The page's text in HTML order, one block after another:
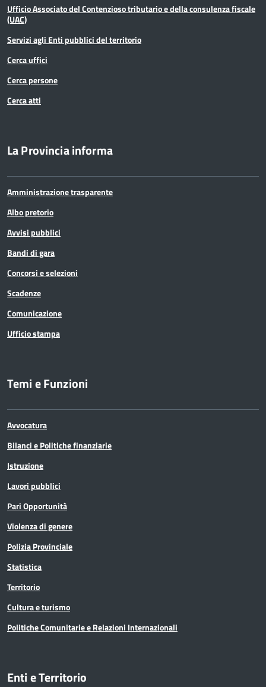
Ufficio Associato del Contenzioso tributario e della consulenza fiscale
(UAC)
Servizi agli Enti pubblici del territorio
Cerca uffici
Cerca persone
Cerca atti
La Provincia informa
Amministrazione trasparente
Albo pretorio
Avvisi pubblici
Bandi di gara
Concorsi e selezioni
Scadenze
Comunicazione
Ufficio stampa
Temi e Funzioni
Avvocatura
Bilanci e Politiche finanziarie
Istruzione
Lavori pubblici
Pari Opportunità
Violenza di genere
Polizia Provinciale
Statistica
Territorio
Cultura e turismo
Politiche Comunitarie e Relazioni Internazionali
Enti e Territorio